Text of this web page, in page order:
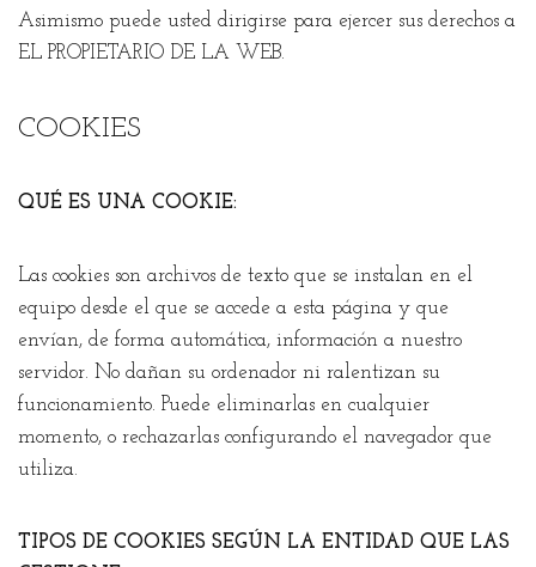
Asimismo puede usted dirigirse para ejercer sus derechos a
EL PROPIETARIO DE LA WEB.
COOKIES
QUÉ ES UNA COOKIE:
Las cookies son archivos de texto que se instalan en el
equipo desde el que se accede a esta página y que
envían, de forma automática, información a nuestro
servidor. No dañan su ordenador ni ralentizan su
funcionamiento. Puede eliminarlas en cualquier
momento, o rechazarlas configurando el navegador que
utiliza.
TIPOS DE COOKIES SEGÚN LA ENTIDAD QUE LAS